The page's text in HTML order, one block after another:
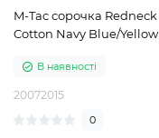
M-Tac сорочка Redneck
Cotton Navy Blue/Yellow
В наявності
20072015
0